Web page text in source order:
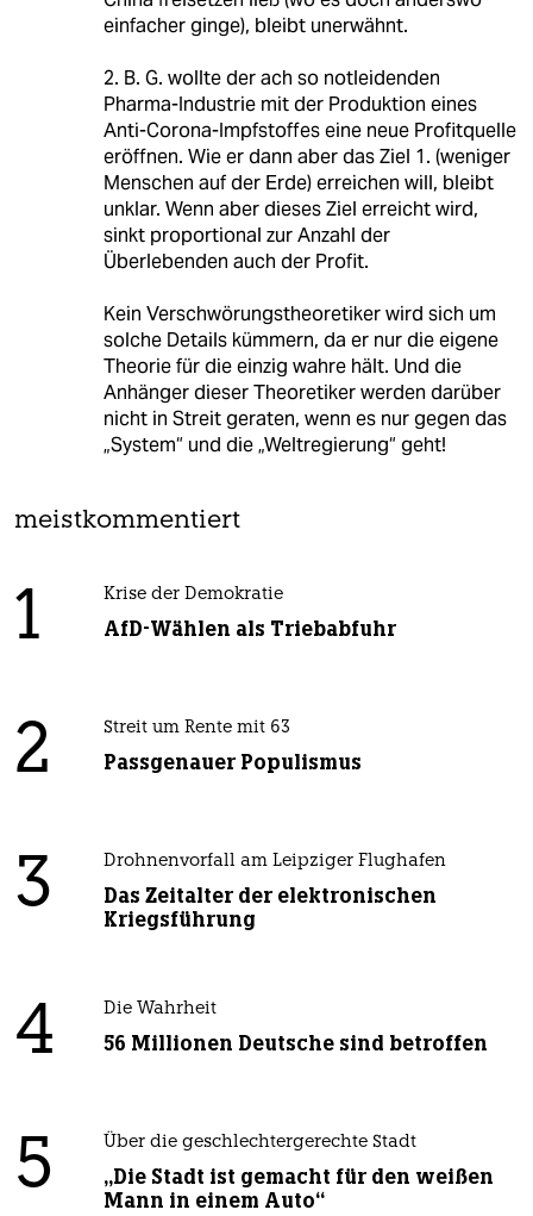
einfacher ginge), bleibt unerwähnt.
2. B. G. wollte der ach so notleidenden
Pharma-Industrie mit der Produktion eines
Anti-Corona-Impfstoffes eine neue Profitquelle
eröffnen. Wie er dann aber das Ziel 1. (weniger
Menschen auf der Erde) erreichen will, bleibt
unklar. Wenn aber dieses Ziel erreicht wird,
sinkt proportional zur Anzahl der
Überlebenden auch der Profit.
Kein Verschwörungstheoretiker wird sich um
solche Details kümmern, da er nur die eigene
Theorie für die einzig wahre hält. Und die
Anhänger dieser Theoretiker werden darüber
nicht in Streit geraten, wenn es nur gegen das
„System“ und die „Weltregierung“ geht!
meistkommentiert
1 Krise der Demokratie
AfD-Wählen als Triebabfuhr
2 Streit um Rente mit 63
Passgenauer Populismus
3 Drohnenvorfall am Leipziger Flughafen
Das Zeitalter der elektronischen
Kriegsführung
4 Die Wahrheit
56 Millionen Deutsche sind betroffen
5 Über die geschlechtergerechte Stadt
„Die Stadt ist gemacht für den weißen
Mann in einem Auto“